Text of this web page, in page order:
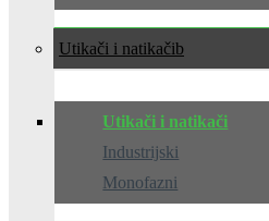
Utikači i natikači
Utikači i natikači
Industrijski
Monofazni